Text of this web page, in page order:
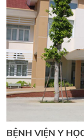
BỆNH VIỆN Y